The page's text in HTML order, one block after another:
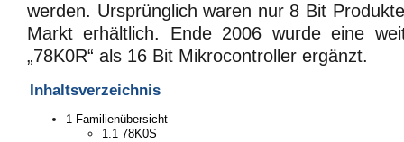
werden. Ursprünglich waren nur 8 Bit
Markt erhältlich. Ende 2006 wurde eine
„78K0R“ als 16 Bit Mikrocontroller ergänzt.
Inhaltsverzeichnis
1 Familienübersicht
1.1 78K0S